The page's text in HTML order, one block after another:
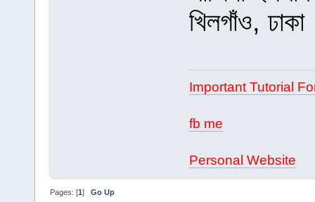
খিলগাঁও, ঢাকা
Important Tutorial
fb me
Personal Website
Pages: [1]Go Up